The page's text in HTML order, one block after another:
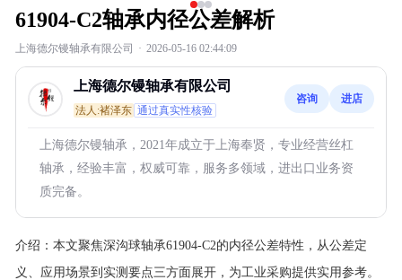
61904-C2轴承内径公差解析
上海德尔镘轴承有限公司 · 2026-05-16 02:44:09
上海德尔镘轴承有限公司
法人:褚泽东 通过真实性核验
咨询 进店
上海德尔镘轴承，2021年成立于上海奉贤，专业经营丝杠
轴承，经验丰富，权威可靠，服务多领域，进出口业务资
质完备。
介绍： 本文聚焦深沟球轴承61904-C2的内径公差特性，从公差定
义、应用场景到实测要点三方面展开，为工业采购提供实用参考。